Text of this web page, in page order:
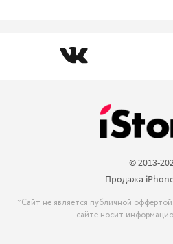
© 2013-
Продажа
*Сайт не является публичной
сайте носит